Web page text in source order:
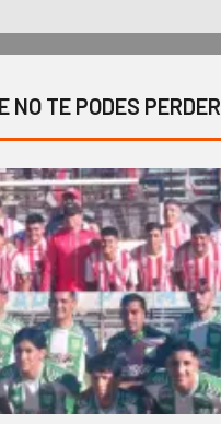
NO TE PODES PERDER